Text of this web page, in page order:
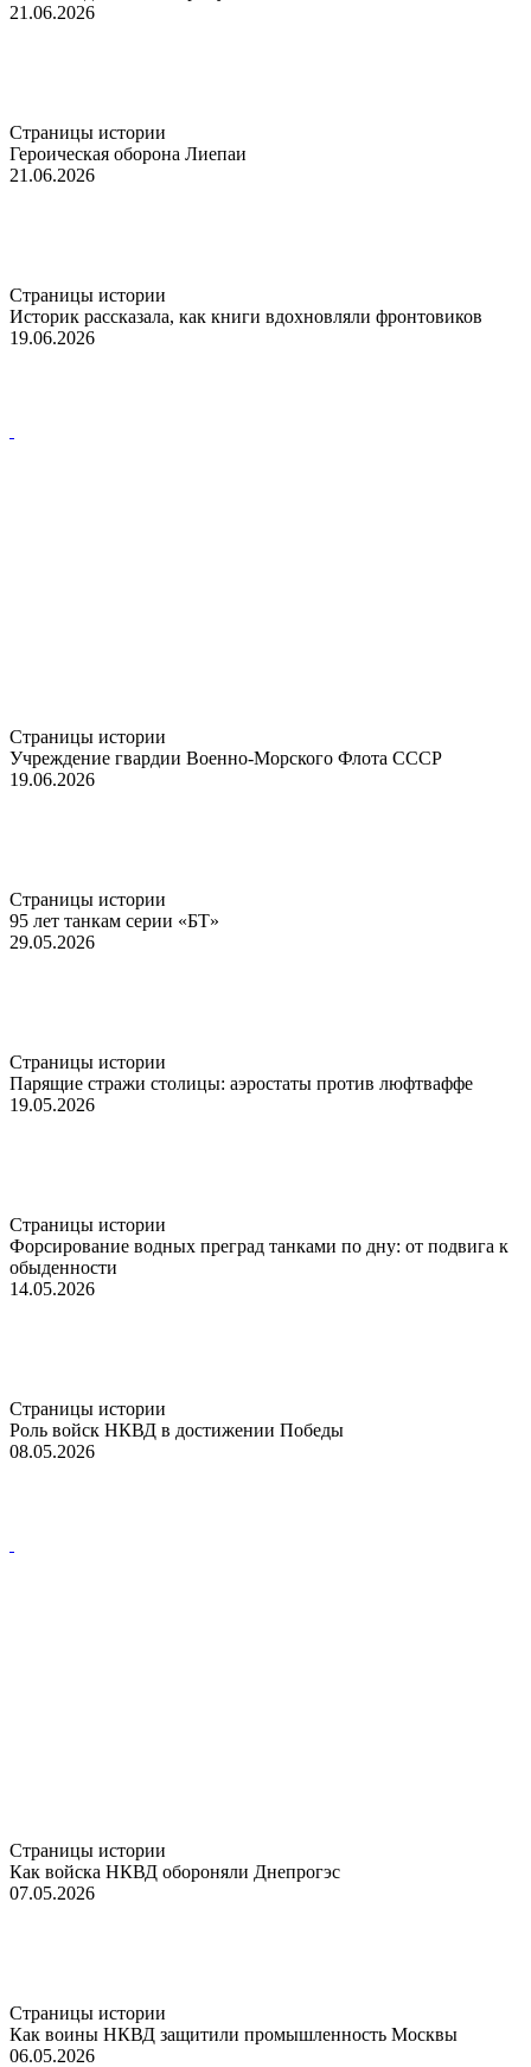
21.06.2026
Страницы истории
Героическая оборона Лиепаи
21.06.2026
Страницы истории
Историк рассказала, как книги вдохновляли фронтовиков
19.06.2026
Страницы истории
Учреждение гвардии Военно-Морского Флота СССР
19.06.2026
Страницы истории
95 лет танкам серии «БТ»
29.05.2026
Страницы истории
Парящие стражи столицы: аэростаты против люфтваффе
19.05.2026
Страницы истории
Форсирование водных преград танками по дну: от подвига к
обыденности
14.05.2026
Страницы истории
Роль войск НКВД в достижении Победы
08.05.2026
Страницы истории
Как войска НКВД обороняли Днепрогэс
07.05.2026
Страницы истории
Как воины НКВД защитили промышленность Москвы
06.05.2026